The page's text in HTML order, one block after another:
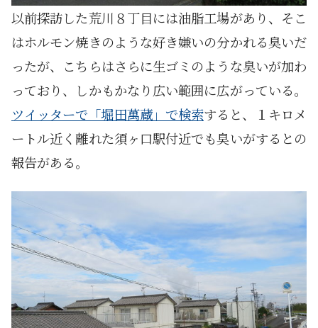
以前探訪した荒川８丁目には油脂工場があり、そこ
はホルモン焼きのような好き嫌いの分かれる臭いだ
ったが、こちらはさらに生ゴミのような臭いが加わ
っており、しかもかなり広い範囲に広がっている。
ツイッターで「堀田萬蔵」で検索すると、１キロメ
ートル近く離れた須ヶ口駅付近でも臭いがするとの
報告がある。